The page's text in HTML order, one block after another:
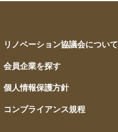
リノベーション協議会について
会員企業を探す
個人情報保護方針
コンプライアンス規程